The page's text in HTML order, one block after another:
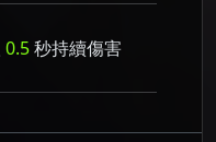
0.5秒持續傷害